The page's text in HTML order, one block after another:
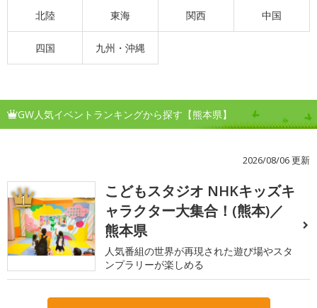
北陸 東海 関西 中国
四国 九州・沖縄
GW人気イベントランキングから探す【熊本県】
2026/08/06 更新
1
こどもスタジオ NHKキッズキ
ャラクター大集合！(熊本)／
熊本県
人気番組の世界が再現された遊び場やスタ
ンプラリーが楽しめる